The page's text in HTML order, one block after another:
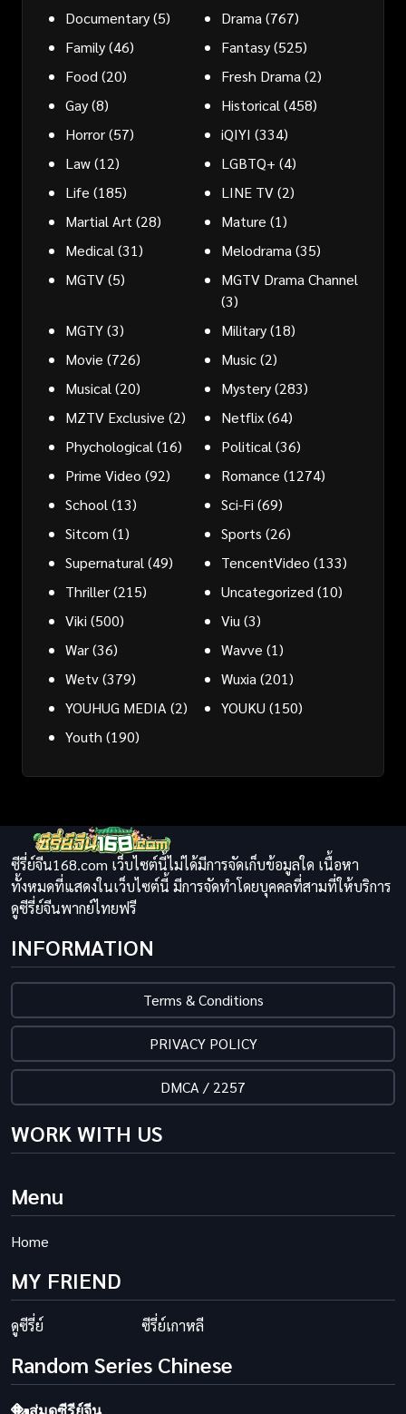
Documentary(5) Drama(767)
Family(46) Fantasy(525)
Food(20) Fresh Drama(2)
Gay(8) Historical(458)
Horror(57) iQIYI (334)
Law(12) LGBTQ+ (4)
Life (185) LINE TV(2)
Martial Art(28) Mature (1)
Medical(31) Melodrama(35)
MGTV(5)
MGTV Drama Channel
(3)
MGTY(3) Military(18)
Movie (726) Music(2)
Musical(20) Mystery(283)
MZTV Exclusive (2) Netflix(64)
Phychological(16) Political(36)
Prime Video (92) Romance (1274)
School(13) Sci-Fi (69)
Sitcom (1) Sports (26)
Supernatural(49) TencentVideo (133)
Thriller(215) Uncategorized(10)
Viki (500) Viu(3)
War(36) Wavve (1)
Wetv(379) Wuxia(201)
YOUHUG MEDIA(2) YOUKU (150)
Youth (190)
ซีรี่ย์จีน168.com เว็บไซต์นี้ไม่ได้มีการจัดเก็บข้อมูลใด เนื้อหา
ทั้งหมดที่แสดงในเว็บไซต์นี้ มีการจัดทำโดยบุคคลที่สามที่ให้บริการ
ดูซีรี่ย์จีนพากย์ไทยฟรี
INFORMATION
Terms & Conditions
PRIVACY POLICY
DMCA / 2257
WORK WITH US
Menu
Home
MY FRIEND
ดูซีรี่ย์ ซีรี่ย์เกาหลี
Random Series Chinese
สุ่มดูซีรีย์จีน